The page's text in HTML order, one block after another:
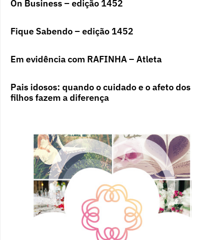
On Business – edição 1452
Fique Sabendo – edição 1452
Em evidência com RAFINHA – Atleta
Pais idosos: quando o cuidado e o afeto dos
filhos fazem a diferença